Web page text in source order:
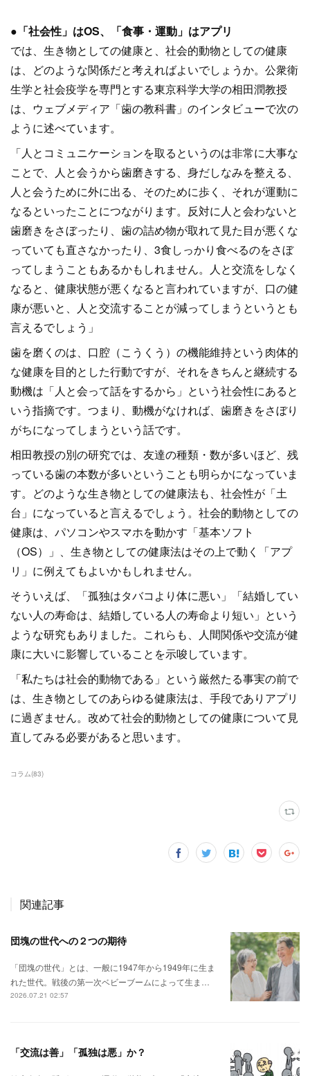
●「社会性」はOS、「食事・運動」はアプリ
では、生き物としての健康と、社会的動物としての健康
は、どのような関係だと考えればよいでしょうか。公衆衛
生学と社会疫学を専門とする東京科学大学の相田潤教授
は、ウェブメディア「歯の教科書」のインタビューで次の
ように述べています。
「人とコミュニケーションを取るというのは非常に大事な
ことで、人と会うから歯磨きする、身だしなみを整える、
人と会うために外に出る、そのために歩く、それが運動に
なるといったことにつながります。反対に人と会わないと
歯磨きをさぼったり、歯の詰め物が取れて見た目が悪くな
っていても直さなかったり、3食しっかり食べるのをさぼ
ってしまうこともあるかもしれません。人と交流をしなく
なると、健康状態が悪くなると言われていますが、口の健
康が悪いと、人と交流することが減ってしまうというとも
言えるでしょう」
歯を磨くのは、口腔（こうくう）の機能維持という肉体的
な健康を目的とした行動ですが、それをきちんと継続する
動機は「人と会って話をするから」という社会性にあると
いう指摘です。つまり、動機がなければ、歯磨きをさぼり
がちになってしまうという話です。
相田教授の別の研究では、友達の種類・数が多いほど、残
っている歯の本数が多いということも明らかになっていま
す。どのような生き物としての健康法も、社会性が「土
台」になっていると言えるでしょう。社会的動物としての
健康は、パソコンやスマホを動かす「基本ソフト
（OS）」、生き物としての健康法はその上で動く「アプ
リ」に例えてもよいかもしれません。
そういえば、「孤独はタバコより体に悪い」「結婚してい
ない人の寿命は、結婚している人の寿命より短い」という
ような研究もありました。これらも、人間関係や交流が健
康に大いに影響していることを示唆しています。
「私たちは社会的動物である」という厳然たる事実の前で
は、生き物としてのあらゆる健康法は、手段でありアプリ
に過ぎません。改めて社会的動物としての健康について見
直してみる必要があると思います。
コラム(83)
関連記事
団塊の世代への２つの期待
「団塊の世代」とは、一般に1947年から1949年に生ま
れた世代。戦後の第一次ベビーブームによって生ま…
2026.07.21 02:57
「交流は善」「孤独は悪」か？